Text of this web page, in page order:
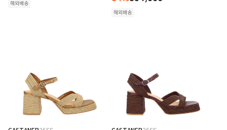
해외배송
해외배송